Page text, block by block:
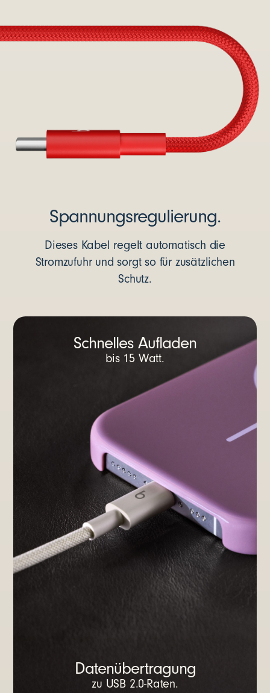
Spannungsregulierung.
Dieses Kabel regelt automatisch die
Stromzufuhr und sorgt so für zusätzlichen
Schutz.
Datenübertragung
zu USB 2.0-Raten.
Schnelles Aufladen
bis 15 Watt.